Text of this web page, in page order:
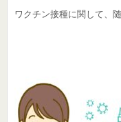
ワクチン接種に関して、